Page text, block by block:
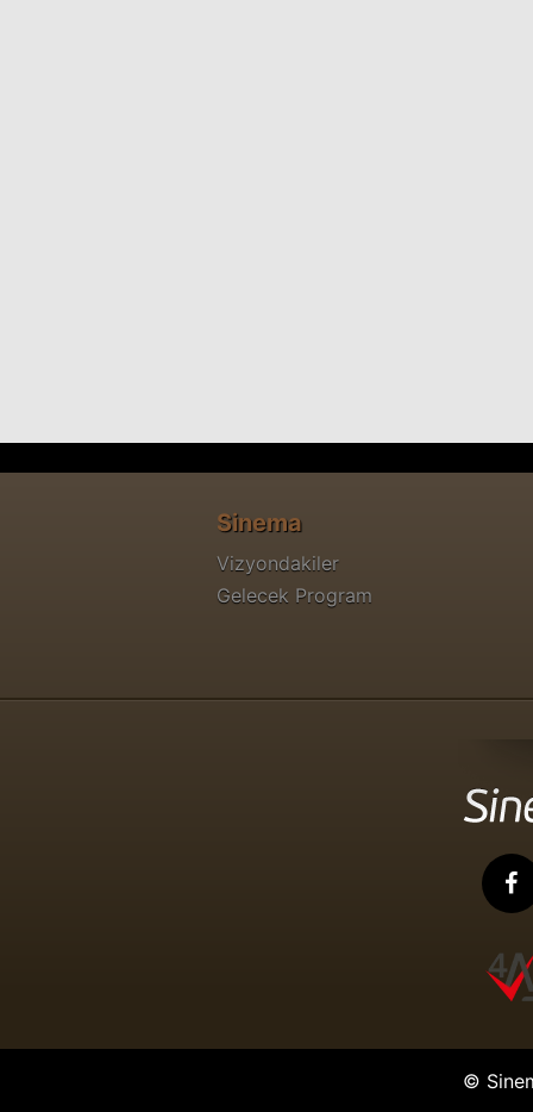
Sinema
Vizyondakiler
Gelecek Program
©